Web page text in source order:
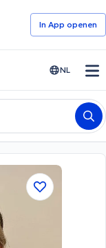
In App openen
NL